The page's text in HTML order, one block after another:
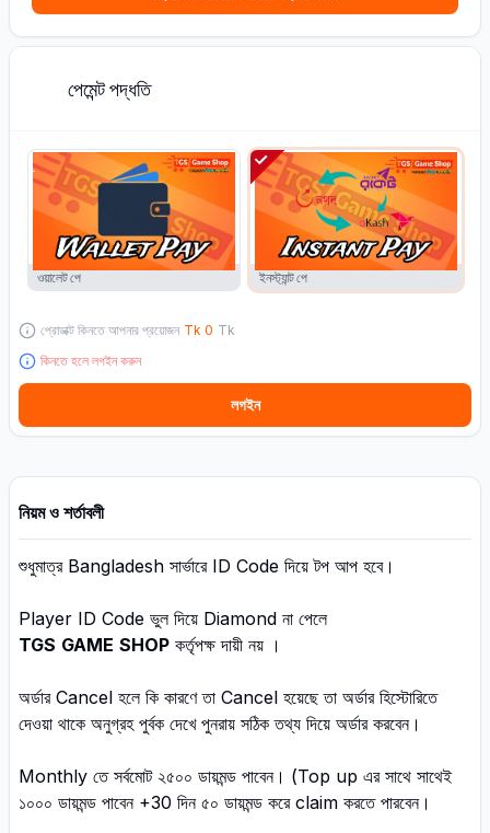
পেমেন্ট পদ্ধতি
L
ওয়ালেট পে
L
ইনস্ট্যান্ট পে
প্রোডাক্ট কিনতে আপনার প্রয়োজন Tk 0 Tk
কিনতে হলে লগইন করুন
লগইন
নিয়ম ও শর্তাবলী
শুধুমাত্র Bangladesh সার্ভারে ID Code দিয়ে টপ আপ হবে।
Player ID Code ভুল দিয়ে Diamond না পেলে
TGS GAME SHOP কর্তৃপক্ষ দায়ী নয় ।
অর্ডার Cancel হলে কি কারণে তা Cancel হয়েছে তা অর্ডার হিস্টোরিতে
দেওয়া থাকে অনুগ্রহ পুর্বক দেখে পুনরায় সঠিক তথ্য দিয়ে অর্ডার করবেন।
Monthly তে সর্বমোট ২৫০০ ডায়মন্ড পাবেন। (Top up এর সাথে সাথেই
১০০০ ডায়মন্ড পাবেন +30 দিন ৫০ ডায়মন্ড করে claim করতে পারবেন।